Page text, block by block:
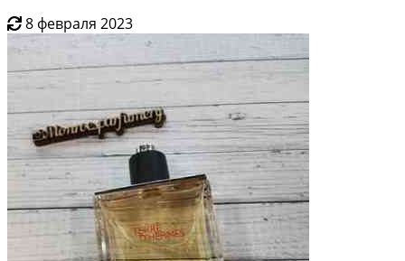
8 февраля 2023